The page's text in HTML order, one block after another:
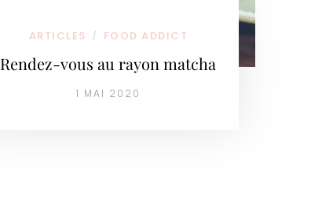
ARTICLES / FOOD ADDICT
Rendez-vous au rayon matcha
1 MAI 2020